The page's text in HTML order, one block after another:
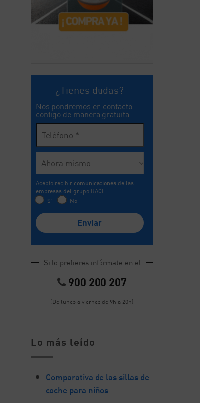
¿Tienes dudas?
Nos pondremos en contacto
contigo de manera gratuita.
Acepto recibir comunicaciones de las
empresas del grupo RACE
Sí
No
Si lo prefieres infórmate en el
900 200 207
(De lunes a viernes de 9h a 20h)
Lo más leído
Comparativa de las sillas de
coche para niños